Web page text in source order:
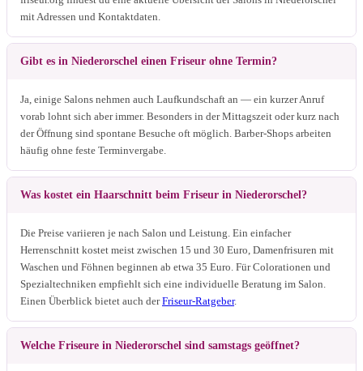
mit Adressen und Kontaktdaten.
Gibt es in Niederorschel einen Friseur ohne Termin?
Ja, einige Salons nehmen auch Laufkundschaft an — ein kurzer Anruf
vorab lohnt sich aber immer. Besonders in der Mittagszeit oder kurz nach
der Öffnung sind spontane Besuche oft möglich. Barber-Shops arbeiten
häufig ohne feste Terminvergabe.
Was kostet ein Haarschnitt beim Friseur in Niederorschel?
Die Preise variieren je nach Salon und Leistung. Ein einfacher
Herrenschnitt kostet meist zwischen 15 und 30 Euro, Damenfrisuren mit
Waschen und Föhnen beginnen ab etwa 35 Euro. Für Colorationen und
Spezialtechniken empfiehlt sich eine individuelle Beratung im Salon.
Einen Überblick bietet auch derFriseur-Ratgeber.
Welche Friseure in Niederorschel sind samstags geöffnet?